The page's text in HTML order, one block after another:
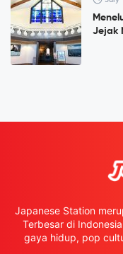
Jejak
Japanese Station
Terbesar di
gaya hidup, pop